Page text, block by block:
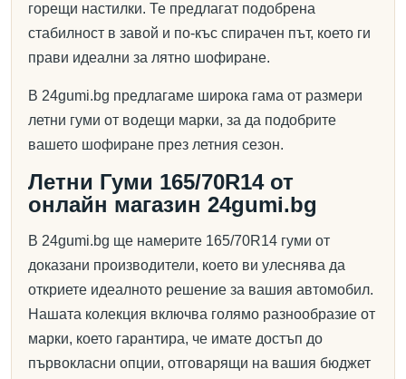
горещи настилки. Те предлагат подобрена
стабилност в завой и по-къс спирачен път, което ги
прави идеални за лятно шофиране.
В 24gumi.bg предлагаме широка гама от размери
летни гуми от водещи марки, за да подобрите
вашето шофиране през летния сезон.
Летни Гуми 165/70R14 от
онлайн магазин 24gumi.bg
В 24gumi.bg ще намерите 165/70R14 гуми от
доказани производители, което ви улеснява да
откриете идеалното решение за вашия автомобил.
Нашата колекция включва голямо разнообразие от
марки, което гарантира, че имате достъп до
първокласни опции, отговарящи на вашия бюджет